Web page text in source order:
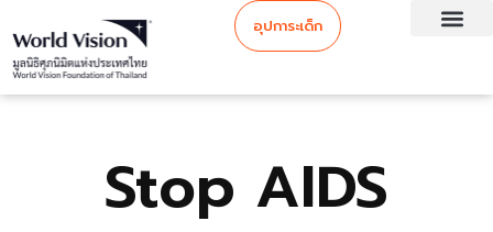
อุปการะเด็ก
Stop AIDS